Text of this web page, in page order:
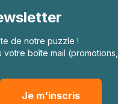
de notre puzzle !
boîte mail